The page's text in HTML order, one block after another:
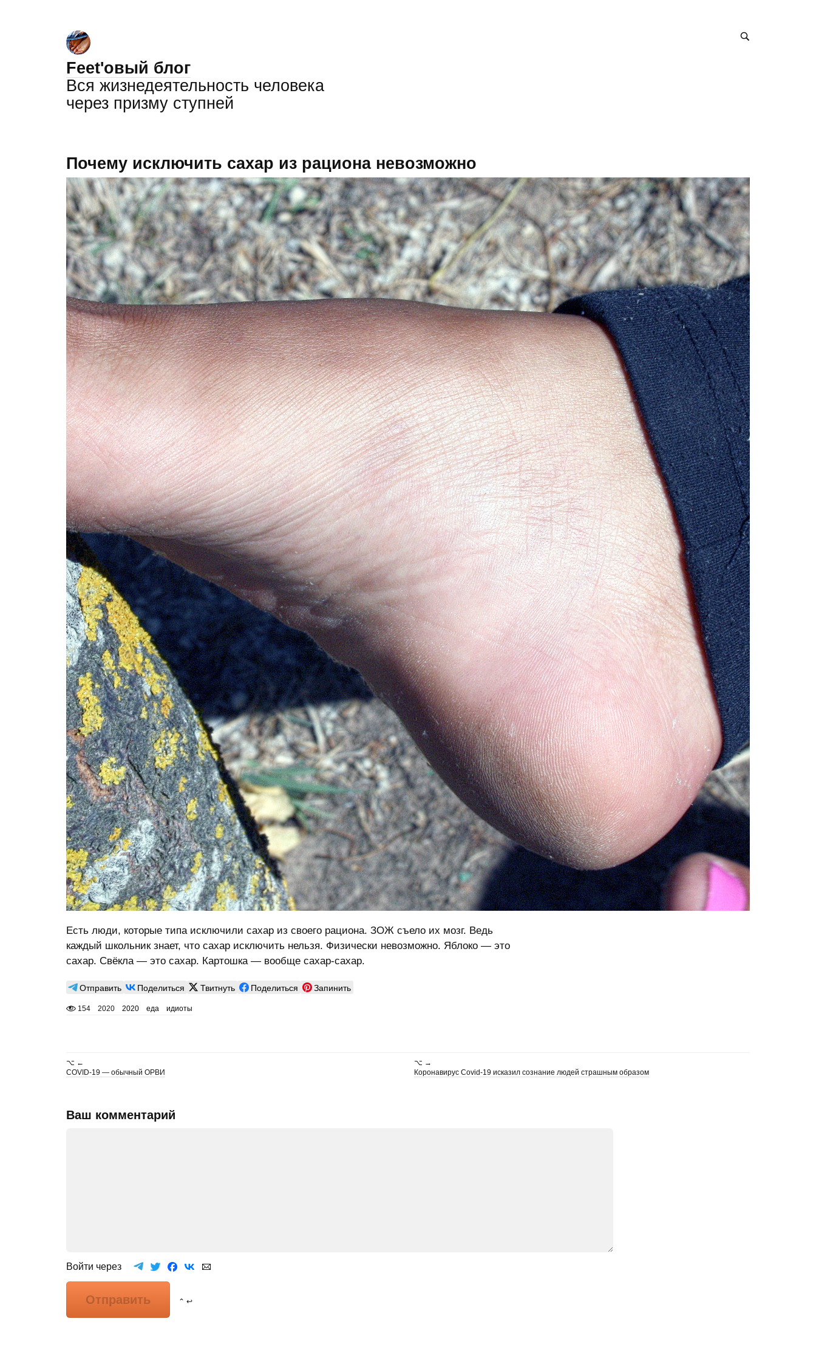
Feet'овый блог
Вся жизнедеятельность человека
через призму ступней
Почему исключить сахар из рациона невозможно
Есть люди, которые типа исключили сахар из своего рациона. ЗОЖ съело их мозг. Ведь
каждый школьник знает, что сахар исключить нельзя. Физически невозможно. Яблоко — это
сахар. Свёкла — это сахар. Картошка — вообще сахар-сахар.
Отправить Поделиться Твитнуть Поделиться Запинить
154 2020 2020 еда идиоты
⌥ ←
COVID-19 — обычный ОРВИ
⌥ →
Коронавирус Covid-19 исказил сознание людей страшным образом
Ваш комментарий
Войти через
Отправить ⌃ ↩